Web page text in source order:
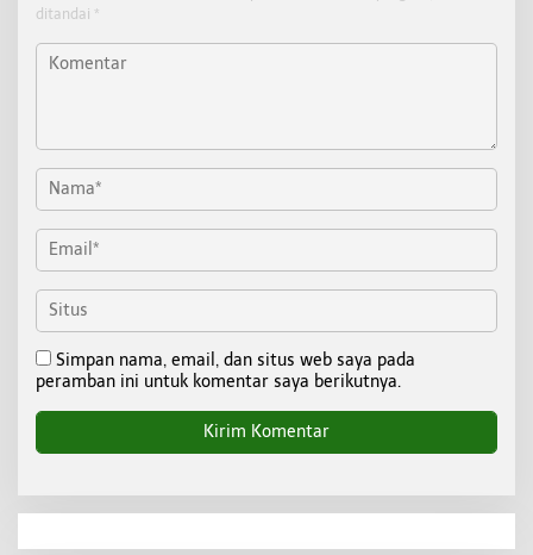
ditandai *
Simpan nama, email, dan situs web saya pada
peramban ini untuk komentar saya berikutnya.